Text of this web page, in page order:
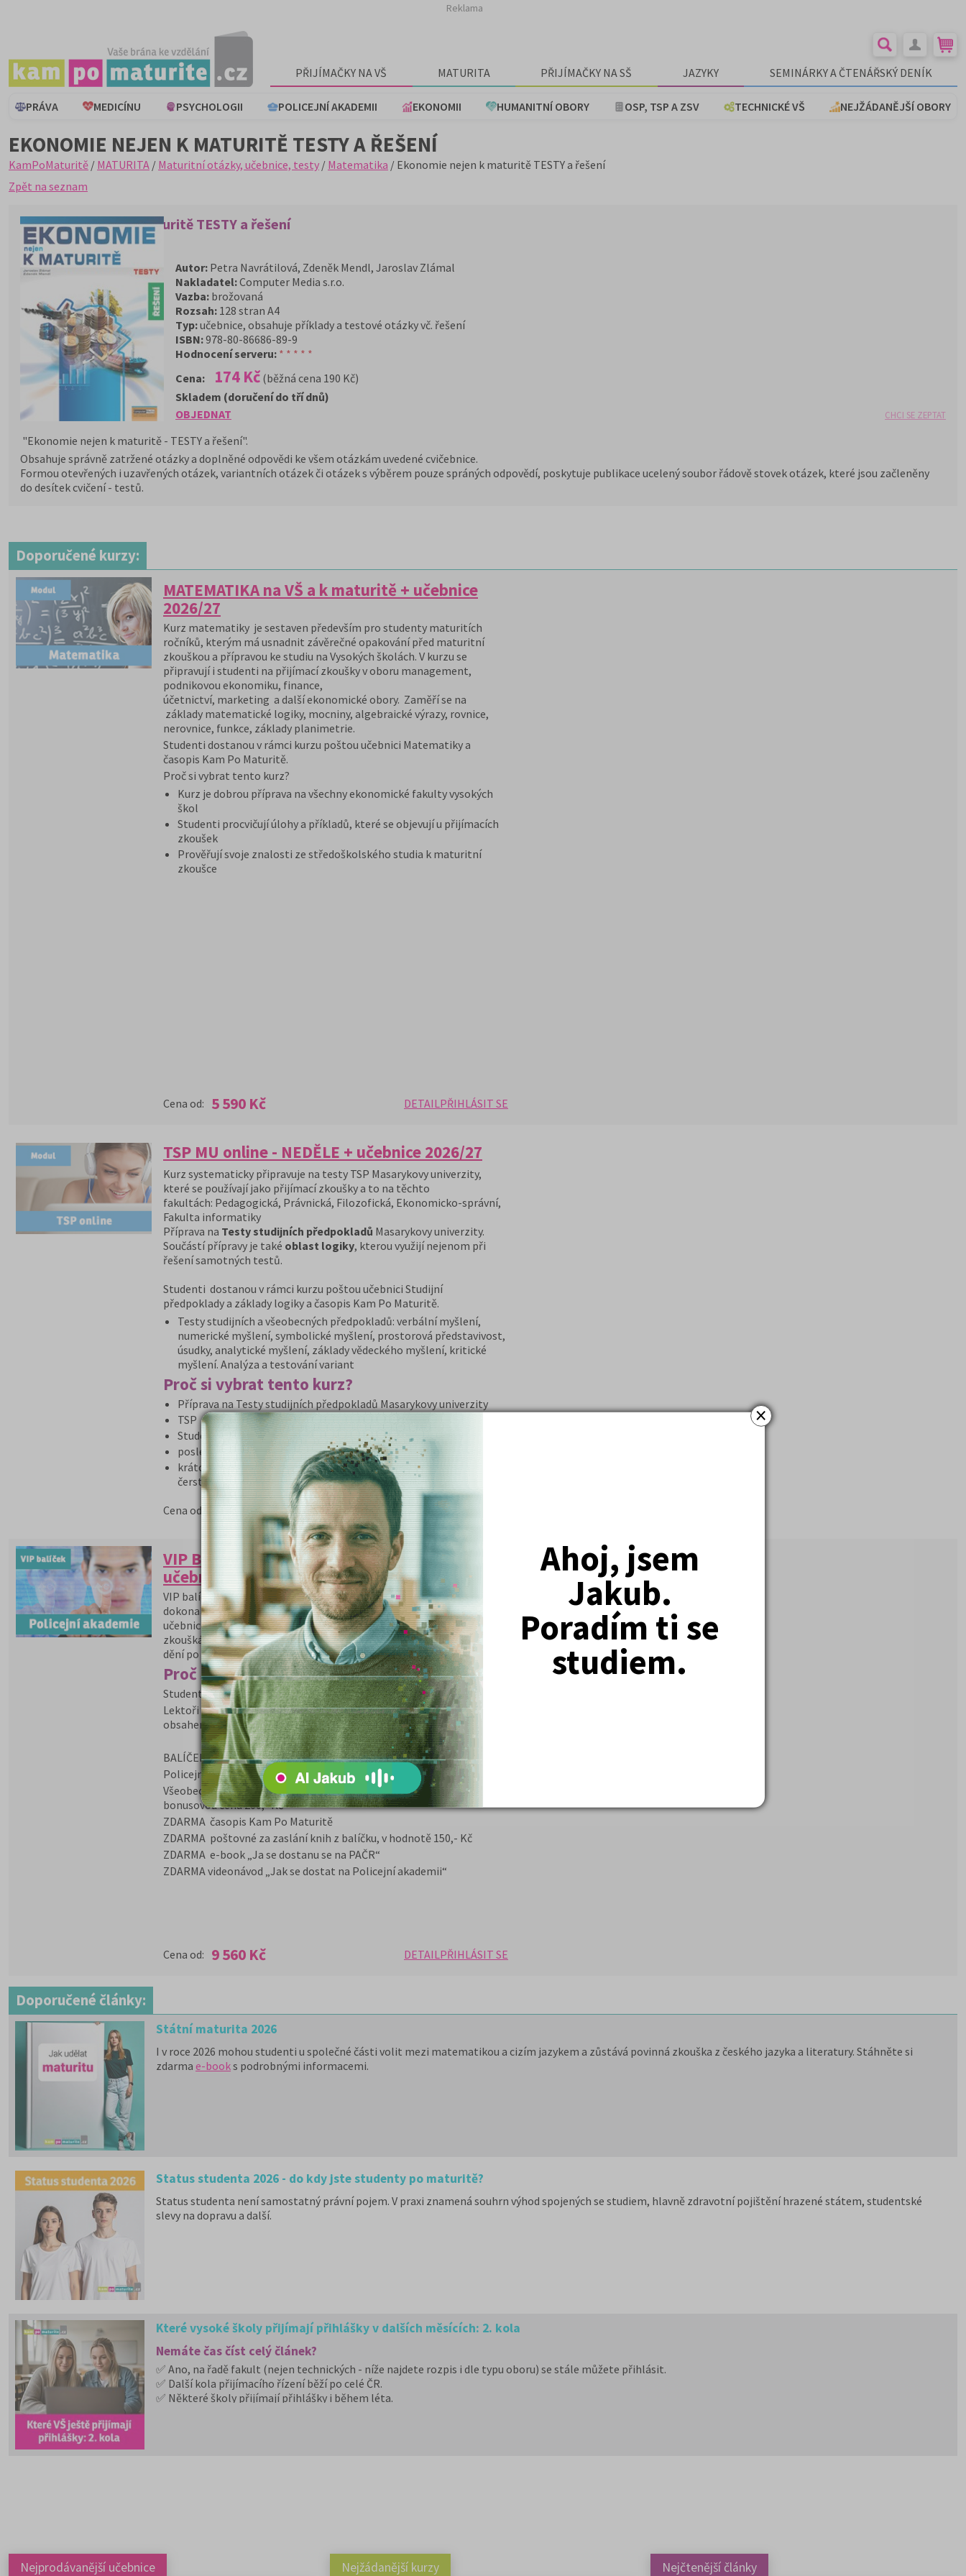
×
Ahoj, jsem
Jakub.
Poradím ti se
studiem.
Reklama
PŘIJÍMAČKY NA VŠ MATURITA PŘIJÍMAČKY NA SŠ JAZYKY SEMINÁRKY A ČTENÁŘSKÝ DENÍK
PRÁVA MEDICÍNU PSYCHOLOGII POLICEJNÍ AKADEMII EKONOMII HUMANITNÍ OBORY OSP, TSP A ZSV TECHNICKÉ VŠ NEJŽÁDANĚJŠÍ OBORY
EKONOMIE NEJEN K MATURITĚ TESTY A ŘEŠENÍ
KamPoMaturitě / MATURITA / Maturitní otázky, učebnice, testy / Matematika / Ekonomie nejen k maturitě TESTY a řešení
Zpět na seznam
Ekonomie nejen k maturitě TESTY a řešení
Autor: Petra Navrátilová, Zdeněk Mendl, Jaroslav Zlámal
Nakladatel:Computer Media s.r.o.
Vazba: brožovaná
Rozsah: 128 stran A4
Typ:učebnice, obsahuje příklady a testové otázky vč. řešení
ISBN:978-80-86686-89-9
Hodnocení serveru: * * * * *
"Ekonomie nejen k maturitě - TESTY a řešení".
Obsahuje správně zatržené otázky a doplněné odpovědi ke všem otázkám uvedené cvičebnice.
Formou otevřených i uzavřených otázek, variantních otázek či otázek s výběrem pouze spráných odpovědí, poskytuje publikace ucelený soubor řádově stovek otázek, které jsou začleněny
do desítek cvičení - testů.
Cena: 174 Kč (běžná cena 190 Kč)
OBJEDNAT CHCI SE ZEPTAT
Skladem (doručení do tří dnů)
Doporučené kurzy:
MATEMATIKA na VŠ a k maturitě + učebnice
2026/27
Kurz matematiky je sestaven především pro studenty maturitích
ročníků, kterým má usnadnit závěrečné opakování před maturitní
zkouškou a přípravou ke studiu na Vysokých školách. V kurzu se
připravují i studenti na přijímací zkoušky v oboru management,
podnikovou ekonomiku, finance,
účetnictví, marketing a další ekonomické obory. Zaměří se na
základy matematické logiky, mocniny, algebraické výrazy, rovnice,
nerovnice, funkce, základy planimetrie.
Studenti dostanou v rámci kurzu poštou učebnici Matematiky a
časopis Kam Po Maturitě.
Proč si vybrat tento kurz?
Kurz je dobrou příprava na všechny ekonomické fakulty vysokých
škol
Studenti procvičují úlohy a příkladů, které se objevují u přijímacích
zkoušek
Prověřují svoje znalosti ze středoškolského studia k maturitní
zkoušce
Cena od: 5 590 Kč DETAILPŘIHLÁSIT SE
TSP MU online - NEDĚLE + učebnice 2026/27
Kurz systematicky připravuje na testy TSP Masarykovy univerzity,
které se používají jako přijímací zkoušky a to na těchto
fakultách: Pedagogická, Právnická, Filozofická, Ekonomicko-správní,
Fakulta informatiky
Příprava na Testy studijních předpokladů Masarykovy univerzity.
Součástí přípravy je také oblast logiky, kterou využijí nejenom při
řešení samotných testů.
Studenti dostanou v rámci kurzu poštou učebnici Studijní
předpoklady a základy logiky a časopis Kam Po Maturitě.
Testy studijních a všeobecných předpokladů: verbální myšlení,
numerické myšlení, symbolické myšlení, prostorová představivost,
úsudky, analytické myšlení, základy vědeckého myšlení, kritické
myšlení. Analýza a testování variant
Proč si vybrat tento kurz?
Příprava na Testy studijních předpokladů Masarykovy univerzity
TSP používá celá řada fakult MU
Studenti se naučí strategii řešení testů, řešení typových úloh
poslední příležitost připravit se v kurzu
krátce před přijímačkami - budete mít nacvičené příklady stále
čerstvě v hlavě!
Cena od: 5 590 Kč DETAILPŘIHLÁSIT SE
VIP BALÍČEK POLICEJNÍ AKADEMIE ČR +
učebnice 2026/27
VIP balíček POLICEJNÍ AKADEMIE ČR obsahuje produkty, které zaručí
dokonalou přípravu na Policejní akademii. Studenti dostanou skvělou
učebnici která je nezbytná pro studium a přípravu k přijímacím
zkouškám. Naši lektoři pracují s aktuálními informacemi o celkovém
dění po celý školní rok.
Proč si vybrat tento balíček?
Studenti se seznámí s průběhem a obsahem přijímacích zkoušek
Lektoři studentům přednáší o všech důležitých tématech, která jsou
obsahem otázek v přijímacím testu
BALÍČEK VIP PAČR obsahuje:
Policejní akademie přípravný kurz + učebnice v hodnotě 9360,- Kč
Všeobecný přehled a základy práva 2. díl + 1000 testových otázek za
bonusovou cenu 200,- Kč
ZDARMA časopis Kam Po Maturitě
ZDARMA poštovné za zaslání knih z balíčku, v hodnotě 150,- Kč
ZDARMA e-book „Ja se dostanu se na PAČR“
ZDARMA videonávod „Jak se dostat na Policejní akademii“
Cena od: 9 560 Kč DETAILPŘIHLÁSIT SE
Doporučené články:
Státní maturita 2026
I v roce 2026 mohou studenti u společné části volit mezi matematikou a cizím jazykem a zůstává povinná zkouška z českého jazyka a literatury. Stáhněte si
zdarma e-books podrobnými informacemi.
Status studenta 2026 - do kdy jste studenty po maturitě?
Status studenta není samostatný právní pojem. V praxi znamená souhrn výhod spojených se studiem, hlavně zdravotní pojištění hrazené státem, studentské
slevy na dopravu a další.
Které vysoké školy přijímají přihlášky v dalších měsících: 2. kola
Nemáte čas číst celý článek?
✅ Ano, na řadě fakult (nejen technických - níže najdete rozpis i dle typu oboru) se stále můžete přihlásit.
✅ Další kola přijímacího řízení běží po celé ČR.
✅ Některé školy přijímají přihlášky i během léta.
Nejprodávanější učebnice Nejžádanější kurzy Nejčtenější články